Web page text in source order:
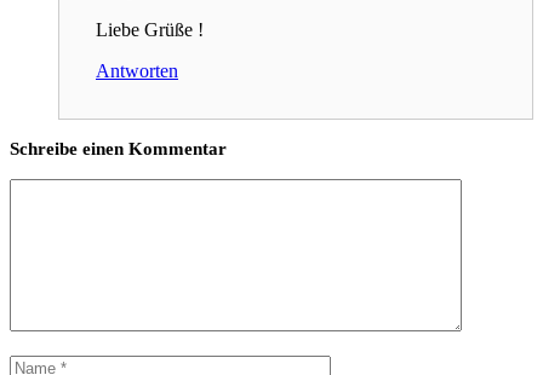
Liebe Grüße !
Antworten
Schreibe einen Kommentar
Name